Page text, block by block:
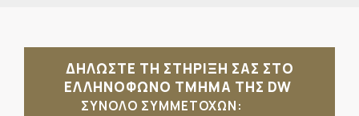
ΔΗΛΩΣΤΕ ΤΗ ΣΤΗΡΙΞΗ ΣΑΣ ΣΤΟ
ΕΛΛΗΝΟΦΩΝΟ ΤΜΗΜΑ ΤΗΣ DW
ΣΥΝΟΛΟ ΣΥΜΜΕΤΟΧΩΝ: